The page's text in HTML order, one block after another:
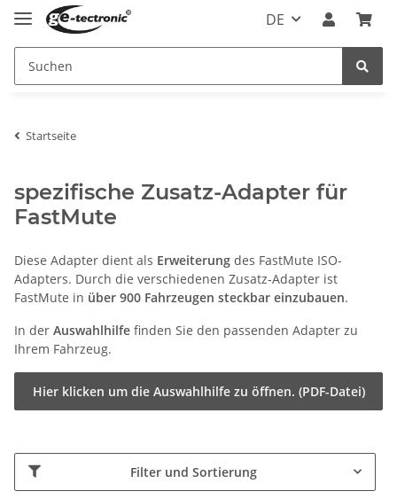
DE
Startseite
spezifische Zusatz-Adapter für
FastMute
Diese Adapter dient als Erweiterung des FastMute ISO-
Adapters. Durch die verschiedenen Zusatz-Adapter ist
FastMute in über 900 Fahrzeugen steckbar einzubauen.
In der Auswahlhilfe finden Sie den passenden Adapter zu
Ihrem Fahrzeug.
Hier klicken um die Auswahlhilfe zu öffnen. (PDF-Datei)
Filter und Sortierung